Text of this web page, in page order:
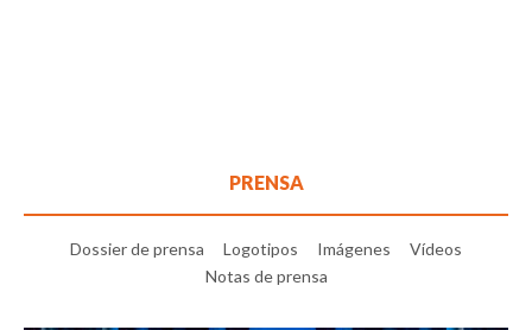
PRENSA
Dossier de prensa Logotipos Imágenes
Vídeos
Notas de prensa